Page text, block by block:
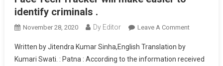
identify criminals .
November 28, 2020 Dy Editor Leave A CommentOn Face
Will Make
Written by Jitendra Kumar Sinha,English Translation by
Kumari Swati. : Patna : According to the information received